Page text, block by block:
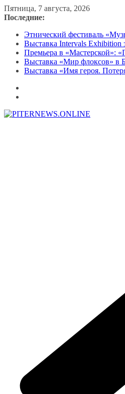
Перейти
к
Пятница, 7 августа, 2026
Последние:
Этнический фестиваль
Выставка Intervals Exhibition
Премьера в «Мастерской»:
Выставка «Мир флоксов» в
Выставка «Имя героя.